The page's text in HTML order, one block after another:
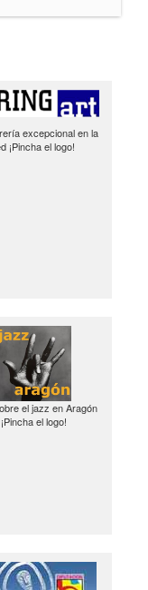
excepcional en la
¡Pincha el logo!
el jazz en Aragón
¡Pincha el logo!